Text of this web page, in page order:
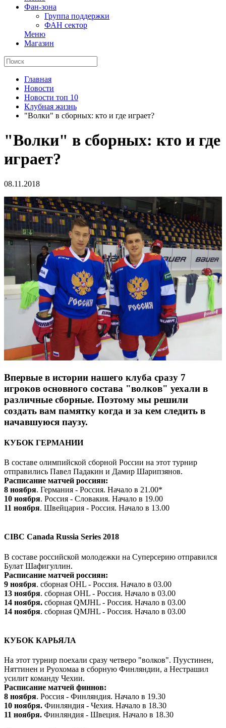
Фан-зона
Группа поддержки
ФАН сектор
Меню
Магазин
Главная
Новости
Новости топ 10
Клубная жизнь
"Волки" в сборных: кто и где играет?
"Волки" в сборных: кто и где
играет?
08.11.2018
Впервые в истории нашего клуба сразу 7
игроков основного состава "волков" уехали в
различные сборные. Поэтому мы решили
создать вам памятку когда и за кем следить в
начавшуюся паузу.
КУБОК ГЕРМАНИИ
В составе олимпийской сборной России на этот турнир
отправились Павел Падакин и Дамир Шарипзянов.
Расписание матчей россиян:
8 ноября. Германия - Россия. Начало в 21.00*
10 ноября. Россия - Словакия. Начало в 19.00
11 ноября. Швейцария - Россия. Начало в 13.00
CIBC Canada Russia Series 2018
В составе российской молодежки на Суперсерию отправился
Булат Шафигуллин.
Расписание матчей россиян:
9 ноября. сборная OHL - Россия. Начало в 03.00
13 ноября. сборная OHL - Россия. Начало в 03.00
14 ноября. сборная QMJHL - Россия. Начало в 03.00
14 ноября. сборная QMJHL - Россия. Начало в 03.00
КУБОК КАРЬЯЛА
На этот турнир поехали сразу четверо "волков". Пуустинен,
Няттинен и Руохомаа в сборную Финляндии, а Нестрашил
усилит команду Чехии.
Расписание матчей финнов:
8 ноября. Россия - Финляндия. Начало в 19.30
10 ноября. Финляндия - Чехия. Начало в 18.30
11 ноября. Финляндия - Швеция. Начало в 18.30